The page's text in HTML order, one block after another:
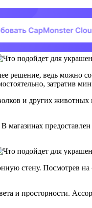
ведь можно
затратив
и других
магазинах
стену. Посмотрев
и просторности.